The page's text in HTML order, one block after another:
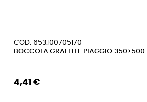
COD. 653.100705170
BOCCOLA GRAFFITE PIAGGIO
4,41 €